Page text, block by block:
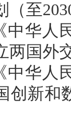
（至
中华人
两国外
中华人
创新和